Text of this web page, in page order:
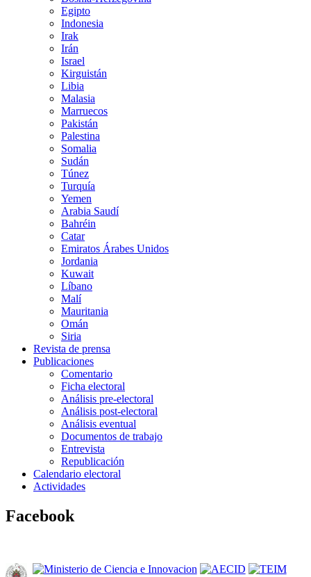
Egipto
Indonesia
Irak
Irán
Israel
Kirguistán
Libia
Malasia
Marruecos
Pakistán
Palestina
Somalia
Sudán
Túnez
Turquía
Yemen
Arabia Saudí
Bahréin
Catar
Emiratos Árabes Unidos
Jordania
Kuwait
Líbano
Malí
Mauritania
Omán
Siria
Revista de prensa
Publicaciones
Comentario
Ficha electoral
Análisis pre-electoral
Análisis post-electoral
Análisis eventual
Documentos de trabajo
Entrevista
Republicación
Calendario electoral
Actividades
Facebook